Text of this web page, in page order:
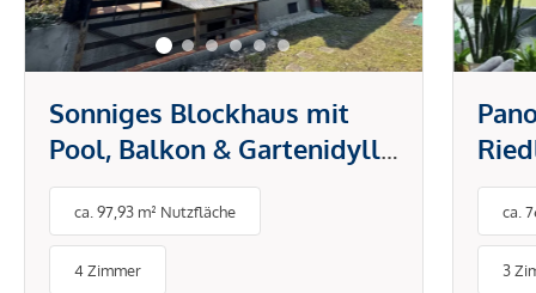
Sonniges Blockhaus mit
Pool, Balkon & Gartenidylle
in Sollenau
ca. 97,93 m² Nutzfläche
4 Zimmer
ca.
3